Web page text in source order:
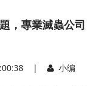
，專業滅蟲公司
| 小编